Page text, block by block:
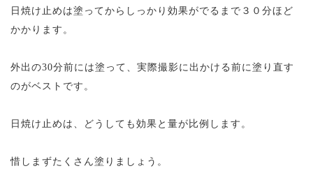
日焼け止めは塗ってからしっかり効果がでるまで３０分ほど
かかります。
外出の30分前には塗って、実際撮影に出かける前に塗り直す
のがベストです。
日焼け止めは、どうしても効果と量が比例します。
惜しまずたくさん塗りましょう。